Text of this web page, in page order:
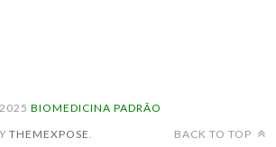
2025BIOMEDICINA PADRÃO
THEMEXPOSE. BACK TO TOP